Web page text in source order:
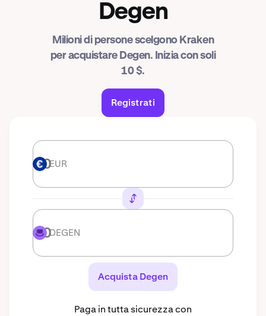
Degen
Milioni di persone scelgono Kraken
per acquistare Degen. Inizia con soli
10 $.
Registrati
EUR EUR
DEGEN DEGEN
Acquista Degen
Paga in tutta sicurezza con